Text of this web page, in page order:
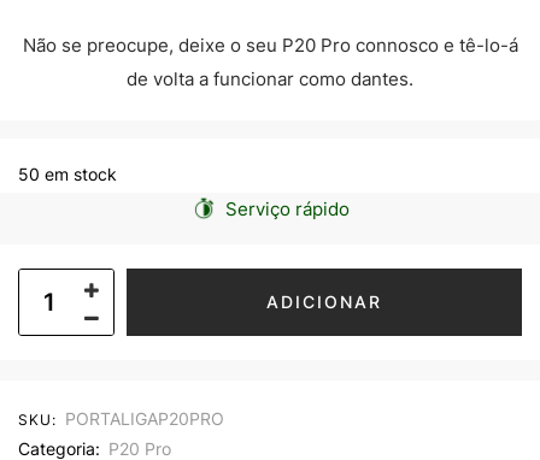
Não se preocupe, deixe o seu P20 Pro connosco e tê-lo-á
de volta a funcionar como dantes.
50 em stock
Serviço rápido
ADICIONAR
SKU: PORTALIGAP20PRO
Categoria: P20 Pro